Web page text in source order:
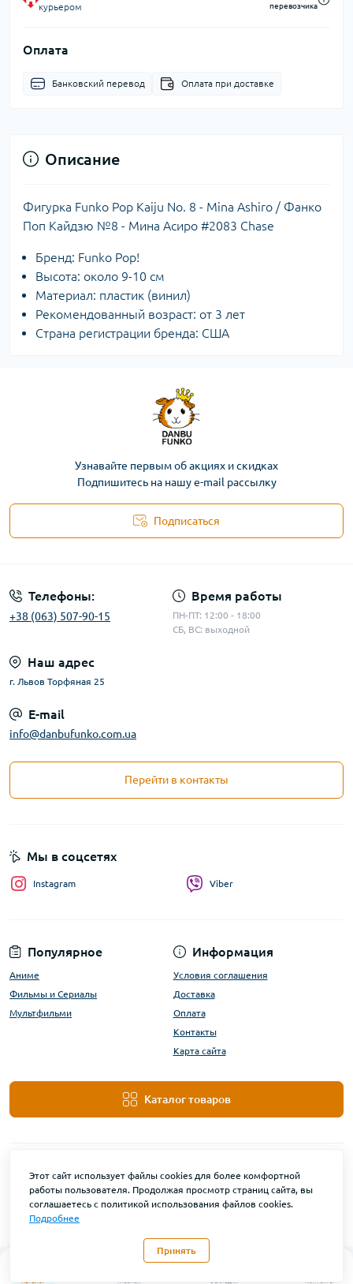
Каталог Главная Закладки Контакты
курьером
перевозчика
Оплата
Банковский перевод Оплата при доставке
Описание
Фигурка Funko Pop Kaiju No. 8 - Mina Ashiro / Фанко
Поп Кайдзю №8 - Мина Асиро #2083 Chase
Бренд: Funko Pop!
Высота: около 9-10 см
Материал: пластик (винил)
Рекомендованный возраст: от 3 лет
Страна регистрации бренда: США
Узнавайте первым об акциях и скидках
Подпишитесь на нашу e-mail рассылку
Подписаться
Телефоны:
+38 (063) 507-90-15
Время работы
ПН-ПТ: 12:00 - 18:00
СБ, ВС: выходной
Наш адрес
г. Львов Торфяная 25
E-mail
info@danbufunko.com.ua
Перейти в контакты
Популярное
Аниме
Фильмы и Сериалы
Мультфильми
Информация
Условия соглашения
Доставка
Оплата
Контакты
Карта сайта
Каталог товаров
Мы в соцсетях
Instagram Viber
Этот сайт использует файлы cookies для более комфортной
работы пользователя. Продолжая просмотр страниц сайта, вы
соглашаетесь с политикой использования файлов cookies.
Подробнее
Принять